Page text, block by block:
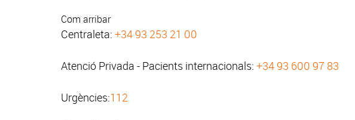
Com arribar
Centraleta: +34 93 253 21 00
Atenció Privada - Pacients internacionals: +34 93 600 97 83
Urgències:112